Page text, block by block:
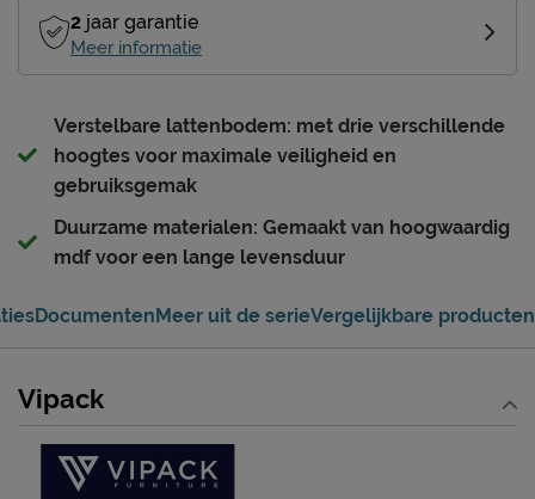
2 jaar garantie
Meer informatie
Verstelbare lattenbodem: met drie verschillende
hoogtes voor maximale veiligheid en
gebruiksgemak
Duurzame materialen: Gemaakt van hoogwaardig
mdf voor een lange levensduur
DocumentenMeer uit de serieVergelijkbare producten
Vipack